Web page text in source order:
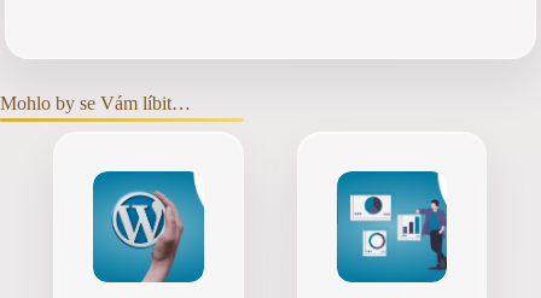
Mohlo by se Vám líbit…